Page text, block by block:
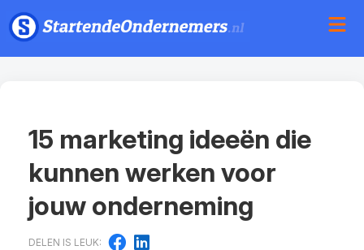
15 marketing ideeën die
kunnen werken voor
jouw onderneming
DELEN IS LEUK: